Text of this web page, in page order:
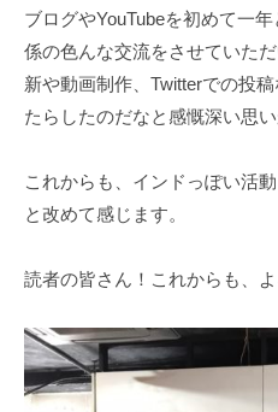
ブログやYouTubeを初めて一
係の色んな交流をさせていた
新や動画制作、Twitterでの投
たらしたのだなと感慨深い思い
これからも、インドっぽい活
と改めて感じます。
読者の皆さん！これからも、よ